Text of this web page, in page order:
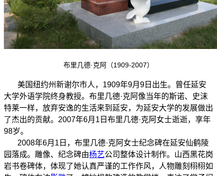
布里几德·克阿（1909-2007）
美国纽约州新谢尔市人，1909年9月9日出生。曾任延安
大学外语学院终身教授。布里几德·克阿像当年的斯诺、史沫
特莱一样，放弃安逸的生活来到延安，为延安大学的发展做出
了杰出的贡献。2007年6月1日布里几德·克阿女士逝逝，享年
98岁。
2008年6月1日，布里几德·克阿女士纪念碑在延安仙鹤陵
园落成。雕像、纪念碑由杨艺公司整体设计制作。山西黑花岗
岩书卷碑体，体现了她认真严谨的工作作风，人物雕刻栩栩如